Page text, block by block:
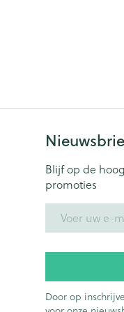
Blijf op de
promoties
Door op